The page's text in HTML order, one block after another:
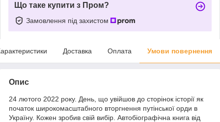
Що таке купити з Пром?
Замовлення під захистом
Доставка Оплата Умови повернення
Опис
24 лютого 2022 року. День, що увійшов до сторінок історії як
початок широкомасштабного вторгнення путінської орди в
Україну. Кожен зробив свій вибір. Автобіографічна книга від